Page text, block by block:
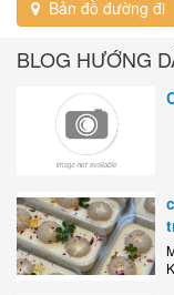
Bản đồ đường đi
BLOG HƯỚNG